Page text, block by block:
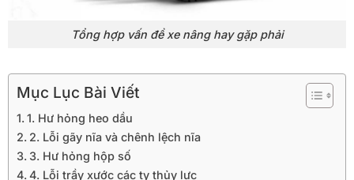
Tổng hợp vấn đề xe nâng hay gặp phải
Mục Lục Bài Viết
1. Hư hỏng heo dầu
2. Lỗi gãy nĩa và chênh lệch nĩa
3. Hư hỏng hộp số
4. Lỗi trầy xước các ty thủy lực